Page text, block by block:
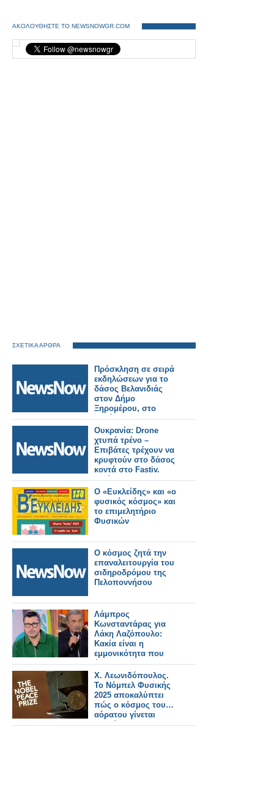
ΑΚΟΛΟΥΘΗΣΤΕ ΤΟ NEWSNOWGR.COM
ΣΧΕΤΙΚΑ ΑΡΘΡΑ
Πρόσκληση σε σειρά
εκδηλώσεων για το
δάσος Βελανιδιάς
στον Δήμο
Ξηρομέρου, στο
πλαίσιο του
Eυρωπαϊκού
Συμφώνου για το
Κλίμα.
Ουκρανία: Drone
χτυπά τρένο –
Επιβάτες τρέχουν να
κρυφτούν στο δάσος
κοντά στο Fastiv.
Εικόνες
Ο «Ευκλείδης» και «ο
φυσικός κόσμος» και
το επιμελητήριο
Φυσικών
Ο κόσμος ζητά την
επαναλειτουργία του
σιδηροδρόμου της
Πελοποννήσου
Λάμπρος
Κωνσταντάρας για
Λάκη Λαζόπουλο:
Κακία είναι η
εμμονικότητα που
έχει... -
Γελοιοποιήσουμε για
να χειροκροτάει από
κάτω ο κόσμος, για
να μη νιώσει αμήχανα
Χ. Λεωνιδόπουλος.
Το Νόμπελ Φυσικής
2025 αποκαλύπτει
πώς ο κόσμος του…
αόρατου γίνεται
ορατός